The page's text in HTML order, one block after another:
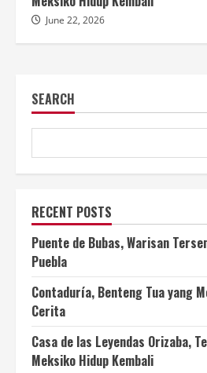
June 22, 2026
SEARCH
RECENT POSTS
Puente de Bubas, Warisan
Puebla
Contaduría, Benteng Tua yang
Cerita
Casa de las Leyendas Orizaba,
Meksiko Hidup Kembali